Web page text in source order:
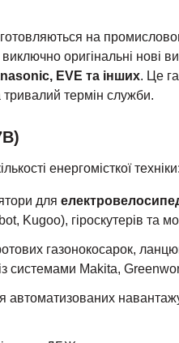
на
оригінальні нові
EVE та інших. Це
тривалий термін служби.
енергомісткої техніки:
для
Kugoo), гіроскутерів та
газонокосарок,
системами Makita,